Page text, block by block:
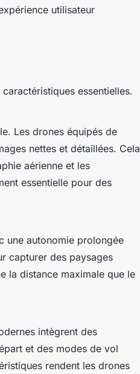
utilisateur
essentielles.
Les drones équipés de
nettes et détaillées. Cela
aérienne et les
essentielle pour des
une autonomie prolongée
capturer des paysages
la distance maximale que le
intègrent des
et des modes de vol
rendent les drones